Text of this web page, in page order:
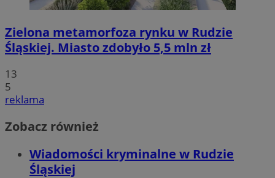
Zielona metamorfoza rynku w Rudzie
Śląskiej. Miasto zdobyło 5,5 mln zł
13
5
reklama
Zobacz również
Wiadomości kryminalne w Rudzie
Śląskiej